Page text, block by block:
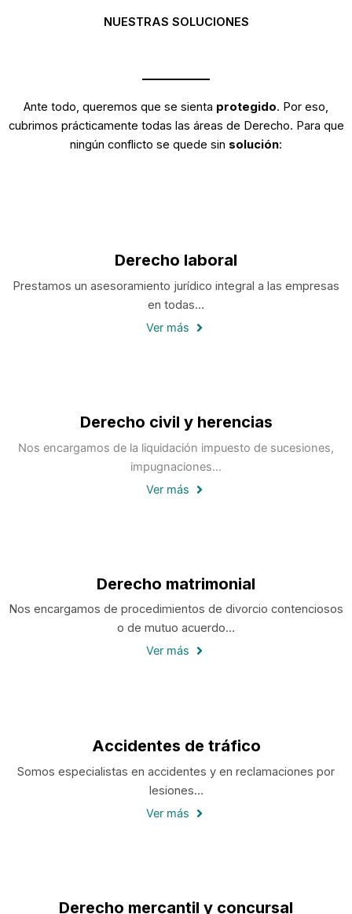
NUESTRAS SOLUCIONES
Ante todo, queremos que se sienta protegido. Por eso,
cubrimos prácticamente todas las áreas de Derecho. Para que
ningún conflicto se quede sin solución:
Derecho laboral
Prestamos un asesoramiento jurídico integral a las empresas
en todas…
Ver más
Derecho civil y herencias
Nos encargamos de la liquidación impuesto de sucesiones,
impugnaciones…
Ver más
Derecho matrimonial
Nos encargamos de procedimientos de divorcio contenciosos
o de mutuo acuerdo…
Ver más
Accidentes de tráfico
Somos especialistas en accidentes y en reclamaciones por
lesiones…
Ver más
Derecho mercantil y concursal